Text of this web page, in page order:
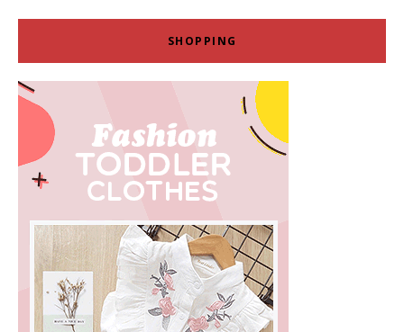
SHOPPING